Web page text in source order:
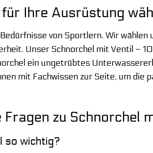
Ihre Ausrüstung
von Sportlern. Wir
Unser Schnorchel mit Ventil –
ein ungetrübtes
mit Fachwissen zur Seite, um die
zu Schnorchel
so wichtig?